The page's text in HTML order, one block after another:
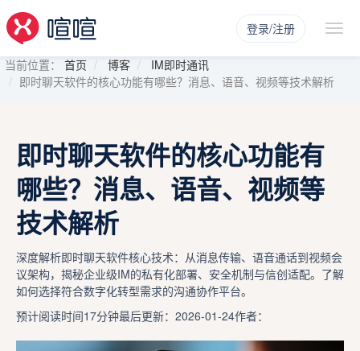
登录/注册
当前位置： 首页 博客
IM即时通讯
即时聊天软件的核心功能有哪些？消息、语音、视频等技术解析
即时聊天软件的核心功能有
哪些？消息、语音、视频等
技术解析
深度解析即时聊天软件核心技术：从消息传输、语音通话到视频会
议架构，揭秘企业级IM的私有化部署、安全机制与信创适配。了解
如何选择符合数字化转型需求的沟通协作平台。
预计阅读时间17分钟最后更新：2026-01-24作者：